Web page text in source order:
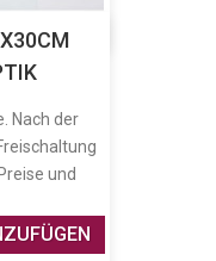
Nach der
und